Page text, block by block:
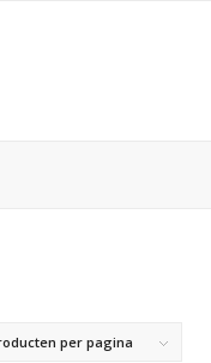
per pagina